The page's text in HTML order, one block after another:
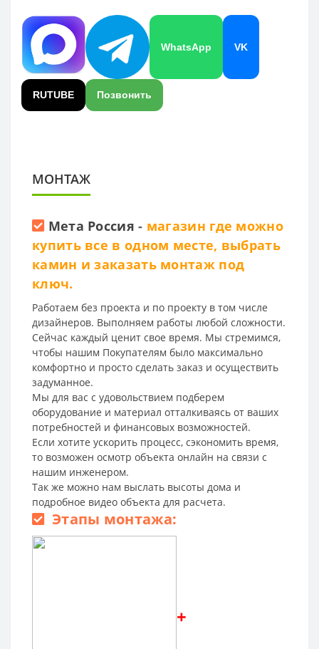
WhatsApp VK
RUTUBE Позвонить
МОНТАЖ
Мета Россия - магазин где можно
купить все в одном месте, выбрать
камин и заказать монтаж под
ключ.
Работаем без проекта и по проекту в том числе
дизайнеров. Выполняем работы любой сложности.
Сейчас каждый ценит свое время. Мы стремимся,
чтобы нашим Покупателям было максимально
комфортно и просто сделать заказ и осуществить
задуманное.
Мы для вас с удовольствием подберем
оборудование и материал отталкиваясь от ваших
потребностей и финансовых возможностей.
Если хотите ускорить процесс, сэкономить время,
то возможен осмотр объекта онлайн на связи с
нашим инженером.
Так же можно нам выслать высоты дома и
подробное видео объекта для расчета.
Этапы монтажа:
+